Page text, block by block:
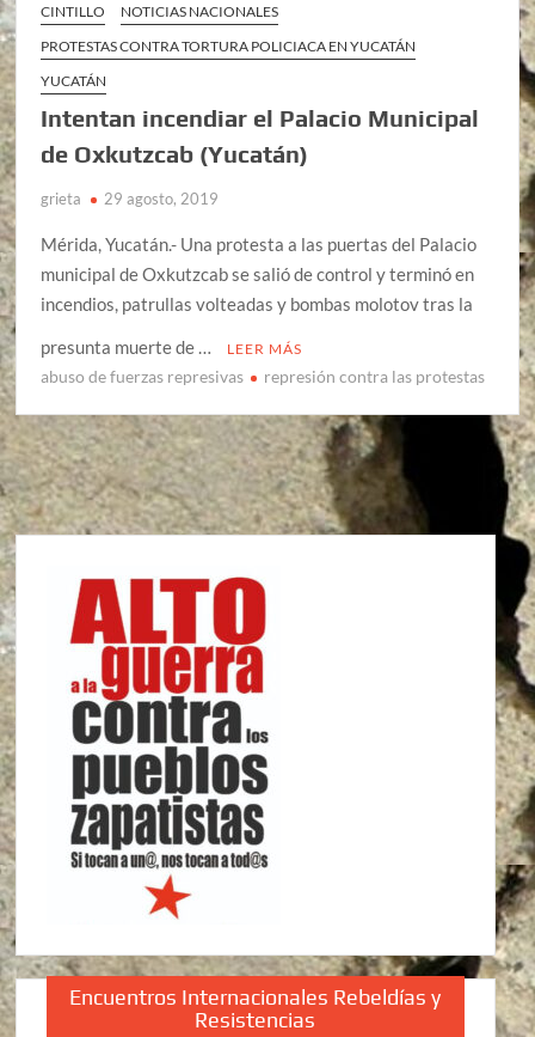
CINTILLO
NOTICIAS NACIONALES
PROTESTAS CONTRA TORTURA POLICIACA EN YUCATÁN
YUCATÁN
Intentan incendiar el Palacio Municipal
de Oxkutzcab (Yucatán)
grieta 29 agosto, 2019
Mérida, Yucatán.- Una protesta a las puertas del Palacio
municipal de Oxkutzcab se salió de control y terminó en
incendios, patrullas volteadas y bombas molotov tras la
presunta muerte de …
LEER MÁS
abuso de fuerzas represivas represión contra las protestas
Encuentros Internacionales Rebeldías y
Resistencias